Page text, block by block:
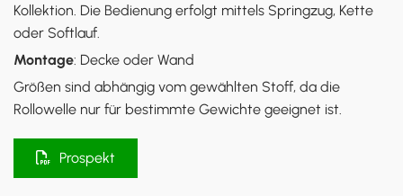
Kollektion. Die Bedienung erfolgt mittels Springzug, Kette
oder Softlauf.
Montage: Decke oder Wand
Größen sind abhängig vom gewählten Stoff, da die
Rollowelle nur für bestimmte Gewichte geeignet ist.
Prospekt